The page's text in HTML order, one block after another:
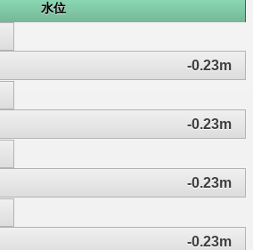
水位
-0.23m
-0.23m
-0.23m
-0.23m